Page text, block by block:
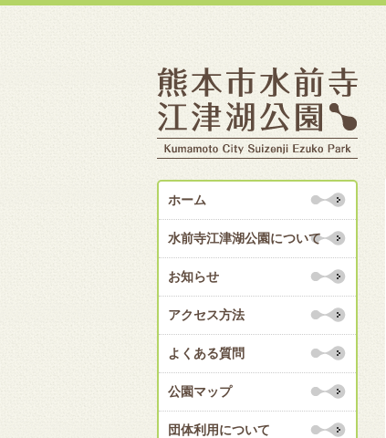
ホーム
水前寺江津湖公園について
お知らせ
アクセス方法
よくある質問
公園マップ
団体利用について